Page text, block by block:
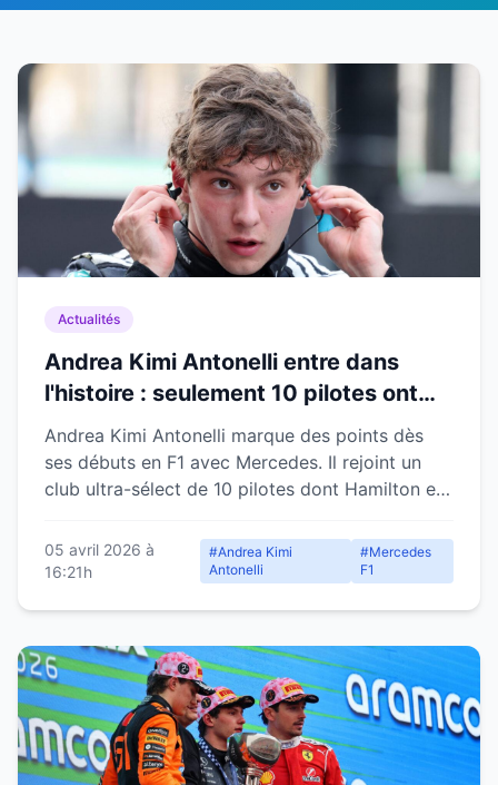
Actualités
Andrea Kimi Antonelli entre dans
l'histoire : seulement 10 pilotes ont
réussi cet exploit en F1 dès leurs
débuts
Andrea Kimi Antonelli marque des points dès
ses débuts en F1 avec Mercedes. Il rejoint un
club ultra-sélect de 10 pilotes dont Hamilton et
05 avril 2026 à
16:21h
#Andrea Kimi
Antonelli
#Mercedes
F1